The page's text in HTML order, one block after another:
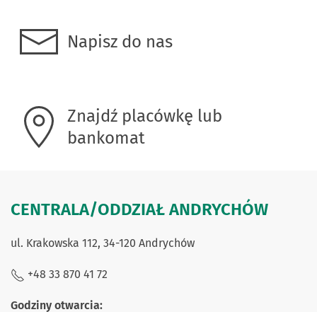
Napisz do nas
Znajdź placówkę lub
bankomat
CENTRALA/ODDZIAŁ ANDRYCHÓW
ul. Krakowska 112, 34-120 Andrychów
+48 33 870 41 72
Godziny otwarcia: